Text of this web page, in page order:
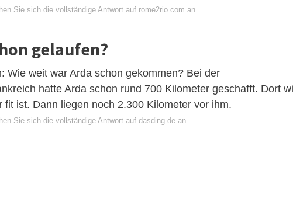
Sie sich die vollständige Antwort auf rome2rio.com an
gelaufen?
Wie weit war Arda schon gekommen? Bei der
hatte Arda schon rund 700 Kilometer geschafft. Dort
ist. Dann liegen noch 2.300 Kilometer vor ihm.
Sie sich die vollständige Antwort auf dasding.de an